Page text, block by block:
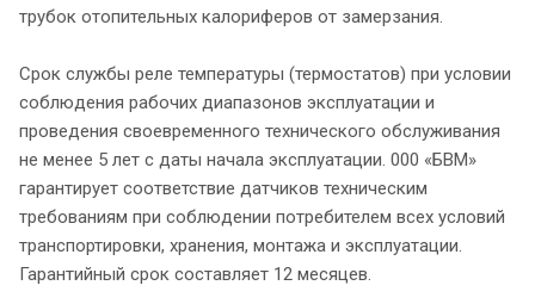
трубок отопительных калориферов от замерзания.
Срок службы реле температуры (термостатов) при условии
соблюдения рабочих диапазонов эксплуатации и
проведения своевременного технического обслуживания
не менее 5 лет с даты начала эксплуатации. 000 «БВМ»
гарантирует соответствие датчиков техническим
требованиям при соблюдении потребителем всех условий
транспортировки, хранения, монтажа и эксплуатации.
Гарантийный срок составляет 12 месяцев.